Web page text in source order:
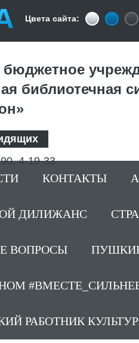
Цвета сайта:
библиотечная
4-19-33
КОНТАКТЫ
ДИЛИЖАНС
ВОПРОСЫ
РАБОТНИК